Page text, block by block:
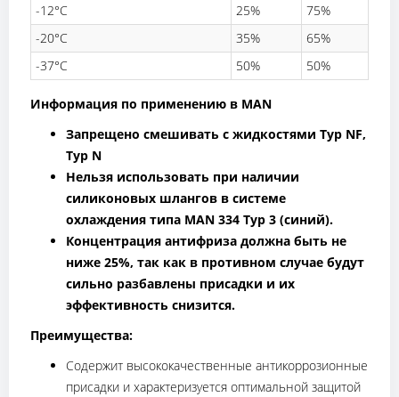
-12°C 25%
75%
-20°C
35%
65%
-37°C
50% 50%
Информация по применению в MAN
Запрещено смешивать с жидкостями Typ NF,
Typ N
Нельзя использовать при наличии
силиконовых шлангов в системе
охлаждения типа MAN 334 Typ 3 (синий).
Концентрация антифриза должна быть не
ниже 25%, так как в противном случае будут
сильно разбавлены присадки и их
эффективность снизится.
Преимущества:
Содержит высококачественные антикоррозионные
присадки и характеризуется оптимальной защитой